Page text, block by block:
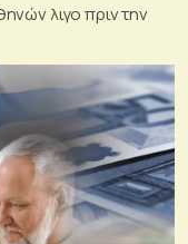
λιγο πριν την